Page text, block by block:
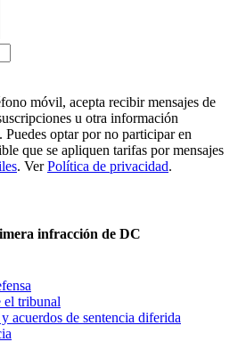
móvil, acepta recibir mensajes de
u otra información
optar por no participar en
que se apliquen tarifas por mensajes
. VerPolítica de privacidad.
infracción de DC
el tribunal
acuerdos de sentencia diferida